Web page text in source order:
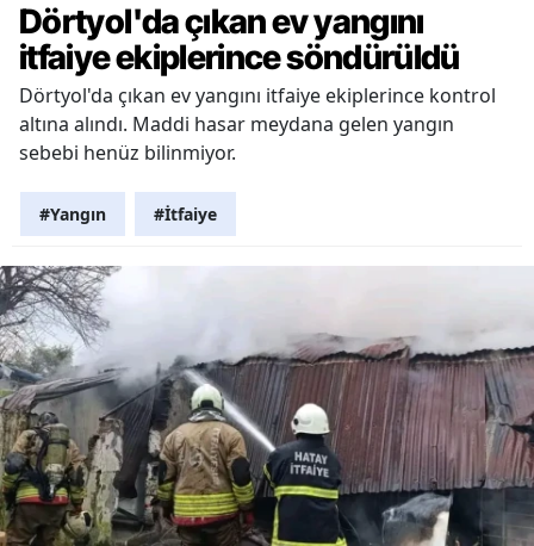
Dörtyol'da çıkan ev yangını
itfaiye ekiplerince söndürüldü
Dörtyol'da çıkan ev yangını itfaiye ekiplerince kontrol
altına alındı. Maddi hasar meydana gelen yangın
sebebi henüz bilinmiyor.
#Yangın #İtfaiye